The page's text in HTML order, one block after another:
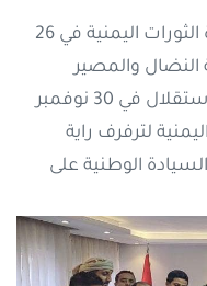
وقال السفير طريق إن عظمة وقوة الثورات اليمنية في 26
النضال والمصير
ليتواصل النضال حتى تحقيق يوم الاستقلال في 30 نوفمبر
لترفرف راية
الوطنية على